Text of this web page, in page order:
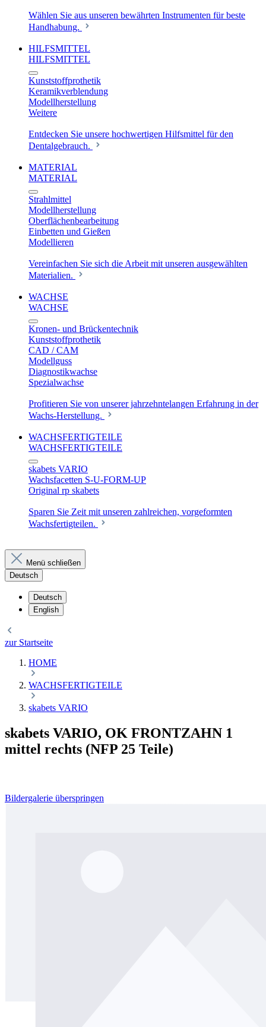
Wählen Sie aus unseren bewährten Instrumenten für beste
Handhabung.
HILFSMITTEL
HILFSMITTEL
Kunststoffprothetik
Keramikverblendung
Modellherstellung
Weitere
Entdecken Sie unsere hochwertigen Hilfsmittel für den
Dentalgebrauch.
MATERIAL
MATERIAL
Strahlmittel
Modellherstellung
Oberflächenbearbeitung
Einbetten und Gießen
Modellieren
Vereinfachen Sie sich die Arbeit mit unseren ausgewählten
Materialien.
WACHSE
WACHSE
Kronen- und Brückentechnik
Kunststoffprothetik
CAD / CAM
Modellguss
Diagnostikwachse
Spezialwachse
Profitieren Sie von unserer jahrzehntelangen Erfahrung in der
Wachs-Herstellung.
WACHSFERTIGTEILE
WACHSFERTIGTEILE
skabets VARIO
Wachsfacetten S-U-FORM-UP
Original rp skabets
Sparen Sie Zeit mit unseren zahlreichen, vorgeformten
Wachsfertigteilen.
Menü schließen
Deutsch
Deutsch
English
zur Startseite
HOME
WACHSFERTIGTEILE
skabets VARIO
skabets VARIO, OK FRONTZAHN 1
mittel rechts (NFP 25 Teile)
Bildergalerie überspringen